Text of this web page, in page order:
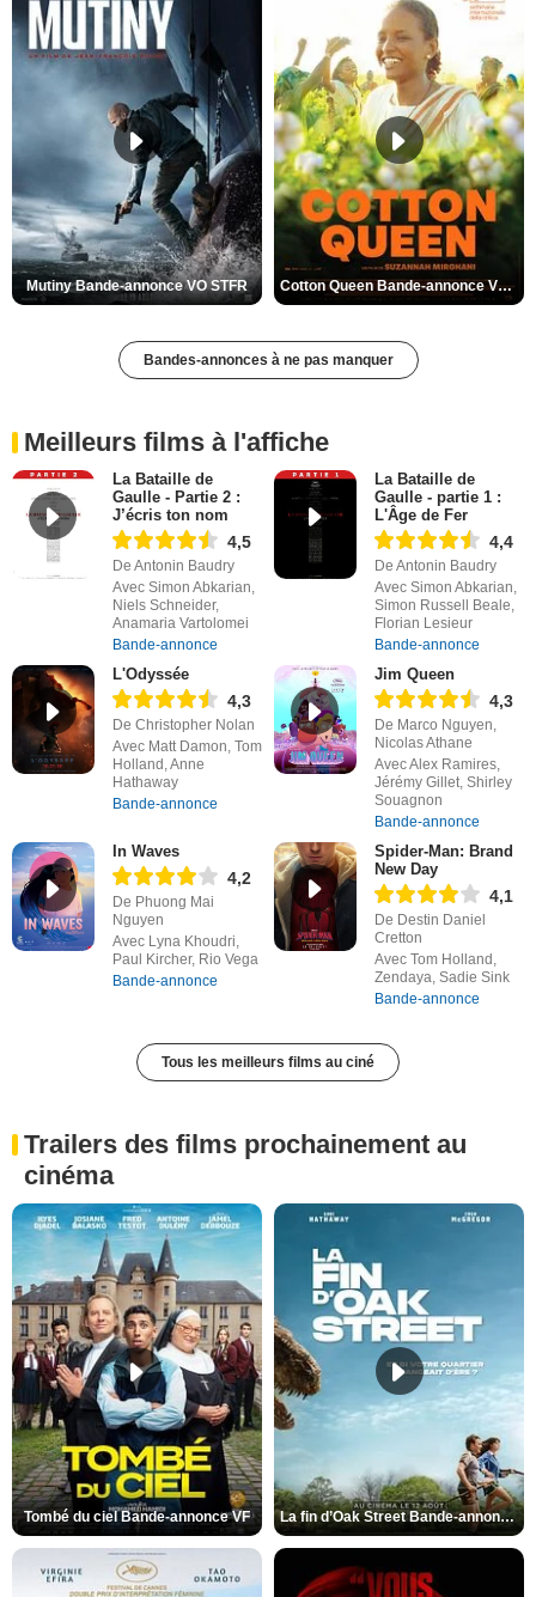
Mutiny Bande-annonce VO STFR Cotton Queen Bande-annonce VO STFR
Bandes-annonces à ne pas manquer
Meilleurs films à l'affiche
La Bataille de
Gaulle - Partie 2 :
J’écris ton nom
4,5
De Antonin Baudry
Avec Simon Abkarian,
Niels Schneider,
Anamaria Vartolomei
Bande-annonce
La Bataille de
Gaulle - partie 1 :
L'Âge de Fer
4,4
De Antonin Baudry
Avec Simon Abkarian,
Simon Russell Beale,
Florian Lesieur
Bande-annonce
L'Odyssée
4,3
De Christopher Nolan
Avec Matt Damon, Tom
Holland, Anne
Hathaway
Bande-annonce
Jim Queen
4,3
De Marco Nguyen,
Nicolas Athane
Avec Alex Ramires,
Jérémy Gillet, Shirley
Souagnon
Bande-annonce
In Waves
4,2
De Phuong Mai
Nguyen
Avec Lyna Khoudri,
Paul Kircher, Rio Vega
Bande-annonce
Spider-Man: Brand
New Day
4,1
De Destin Daniel
Cretton
Avec Tom Holland,
Zendaya, Sadie Sink
Bande-annonce
Tous les meilleurs films au ciné
Trailers des films prochainement au
cinéma
Tombé du ciel Bande-annonce VF La fin d’Oak Street Bande-annonce VO STFR